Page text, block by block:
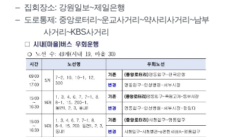
– 집회장소: 강원일보~제일은행
–
도로통제 : 중앙로터리 ~운교사거리 ~약사리사거리 ~남부
사거리 ~KBS사거리